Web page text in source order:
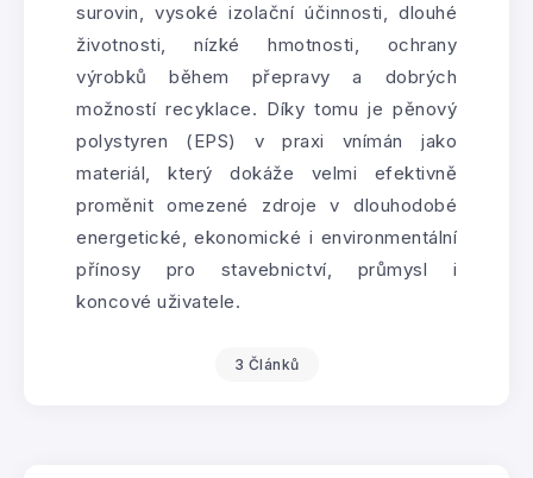
surovin, vysoké izolační účinnosti, dlouhé
životnosti, nízké hmotnosti, ochrany
výrobků během přepravy a dobrých
možností recyklace. Díky tomu je pěnový
polystyren (EPS) v praxi vnímán jako
materiál, který dokáže velmi efektivně
proměnit omezené zdroje v dlouhodobé
energetické, ekonomické i environmentální
přínosy pro stavebnictví, průmysl i
koncové uživatele.
3 Článků